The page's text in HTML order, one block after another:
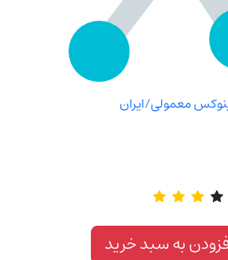
معمولی/ایران
به سبد خرید